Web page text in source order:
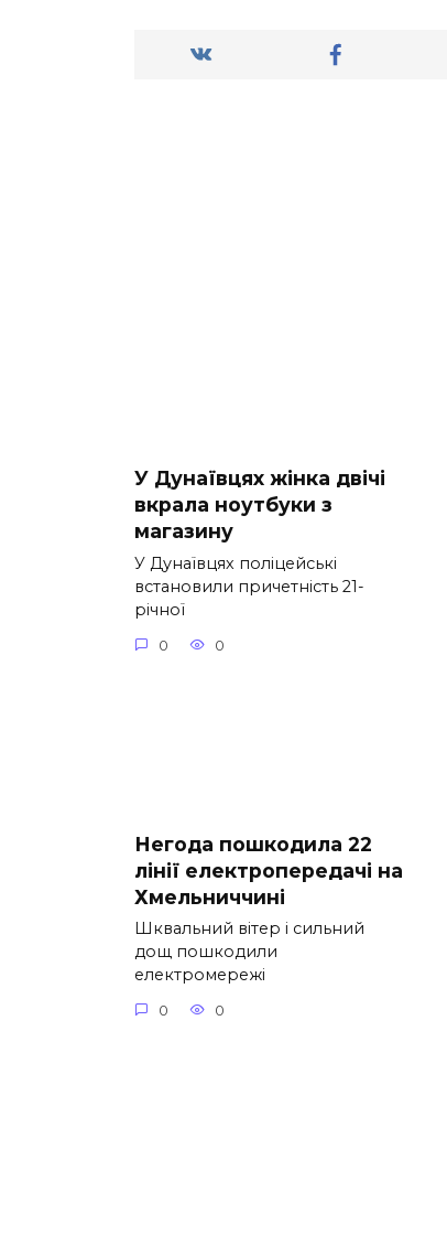
У Дунаївцях жінка двічі
вкрала ноутбуки з
магазину
У Дунаївцях поліцейські
встановили причетність 21-
річної
0 0
Негода пошкодила 22
лінії електропередачі на
Хмельниччині
Шквальний вітер і сильний
дощ пошкодили
електромережі
0 0